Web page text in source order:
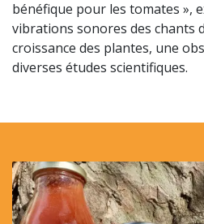
bénéfique pour les tomates »,
vibrations sonores des chants
croissance des plantes, une
diverses études scientifiques.